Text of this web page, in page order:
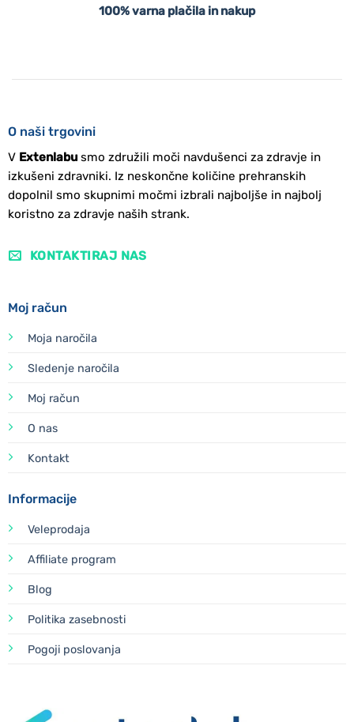
100% varna plačila in nakup
O naši trgovini
V Extenlabusmo združili moči navdušenci za zdravje in
izkušeni zdravniki. Iz neskončne količine prehranskih
dopolnil smo skupnimi močmi izbrali najboljše in najbolj
koristno za zdravje naših strank.
KONTAKTIRAJ NAS
Moj račun
Moja naročila
Sledenje naročila
Moj račun
O nas
Kontakt
Informacije
Veleprodaja
Affiliate program
Blog
Politika zasebnosti
Pogoji poslovanja